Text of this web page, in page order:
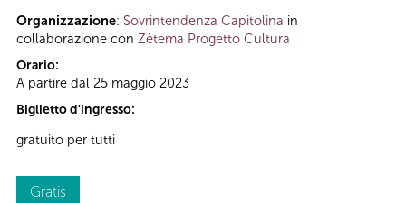
Organizzazione: Sovrintendenza Capitolina in
collaborazione con Zètema Progetto Cultura
Orario:
A partire dal 25 maggio 2023
Biglietto d'ingresso:
gratuito per tutti
Gratis